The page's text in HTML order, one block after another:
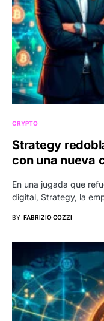
CRYPTO
Strategy
con una nueva
En una jugada que
digital, Strategy, la
BY FABRIZIO COZZI